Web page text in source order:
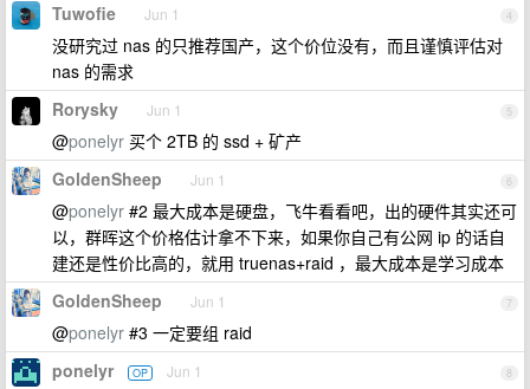
4
Tuwofie Jun 1
没研究过 nas 的只推荐国产，这个价位没有，而且谨慎评估对
nas 的需求
5
Rorysky Jun 1
@ponelyr 买个 2TB 的 ssd + 矿产
6
GoldenSheep Jun 1
@ponelyr #2 最大成本是硬盘，飞牛看看吧，出的硬件其实还可
以，群晖这个价格估计拿不下来，如果你自己有公网 ip 的话自
建还是性价比高的，就用 truenas+raid ，最大成本是学习成本
7
GoldenSheep Jun 1
@ponelyr #3 一定要组 raid
8
ponelyr OP Jun 1